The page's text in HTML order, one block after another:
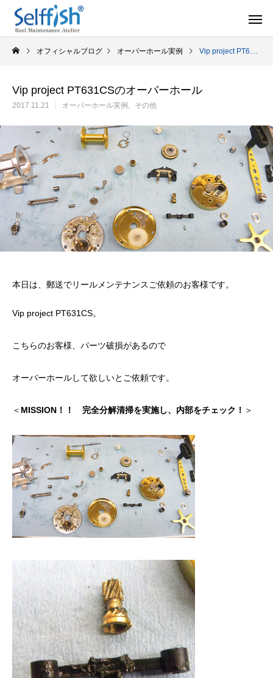
セルフメンテナンス用品
シマノ バンタム1000SGの1年点検
2025.02.26
ダイワ スパルタン
ール
2024.10.31
謹賀新年
2026.01.01
オフィシャルブログ オーバーホール実例 Vip project PT631CSのオーバーホール
Vip project PT631CSのオーバーホール
2017.11.21 オーバーホール実例 その他
本日は、郵送でリールメンテナンスご依頼のお客様です。
Vip project PT631CS。
こちらのお客様、パーツ破損があるので
オーバーホールして欲しいとご依頼です。
＜ MISSION！！ 完全分解清掃を実施し、内部をチェック！ ＞